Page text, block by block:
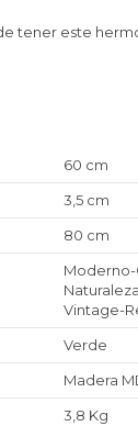
tener este
60 cm
3,5 cm
80 cm
Naturaleza
Vintage-
Verde
Madera
3,8 Kg